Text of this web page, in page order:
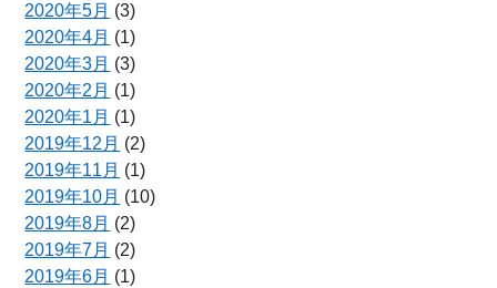
2020年5月 (3)
2020年4月 (1)
2020年3月 (3)
2020年2月 (1)
2020年1月 (1)
2019年12月 (2)
2019年11月 (1)
2019年10月 (10)
2019年8月 (2)
2019年7月 (2)
2019年6月 (1)